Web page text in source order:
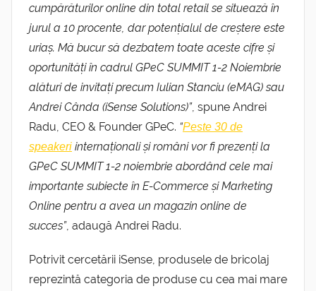
cumpărăturilor online din total retail se situează în
jurul a 10 procente, dar potențialul de creștere este
uriaș. Mă bucur să dezbatem toate aceste cifre și
oportunități în cadrul GPeC SUMMIT 1-2 Noiembrie
alături de invitați precum Iulian Stanciu (eMAG) sau
Andrei Cânda (iSense Solutions)”, spune Andrei
Radu, CEO & Founder GPeC. “Peste 30 de
speakeri internaționali și români vor fi prezenți la
GPeC SUMMIT 1-2 noiembrie abordând cele mai
importante subiecte în E-Commerce și Marketing
Online pentru a avea un magazin online de
succes”, adaugă Andrei Radu.
Potrivit cercetării iSense, produsele de bricolaj
reprezintă categoria de produse cu cea mai mare